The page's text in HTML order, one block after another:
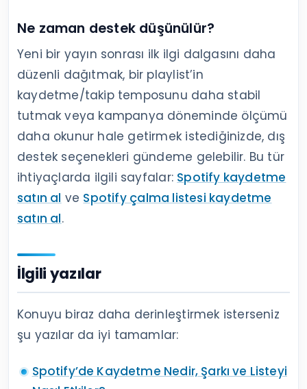
Ne zaman destek düşünülür?
Yeni bir yayın sonrası ilk ilgi dalgasını daha
düzenli dağıtmak, bir playlist’in
kaydetme/takip temposunu daha stabil
tutmak veya kampanya döneminde ölçümü
daha okunur hale getirmek istediğinizde, dış
destek seçenekleri gündeme gelebilir. Bu tür
ihtiyaçlarda ilgili sayfalar: Spotify kaydetme
satın al ve Spotify çalma listesi kaydetme
satın al.
İlgili yazılar
Konuyu biraz daha derinleştirmek isterseniz
şu yazılar da iyi tamamlar:
Spotify’de Kaydetme Nedir, Şarkı ve Listeyi